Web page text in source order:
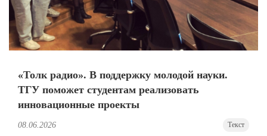
«Толк радио». В поддержку молодой науки.
ТГУ поможет студентам реализовать
инновационные проекты
08.06.2026 Текст